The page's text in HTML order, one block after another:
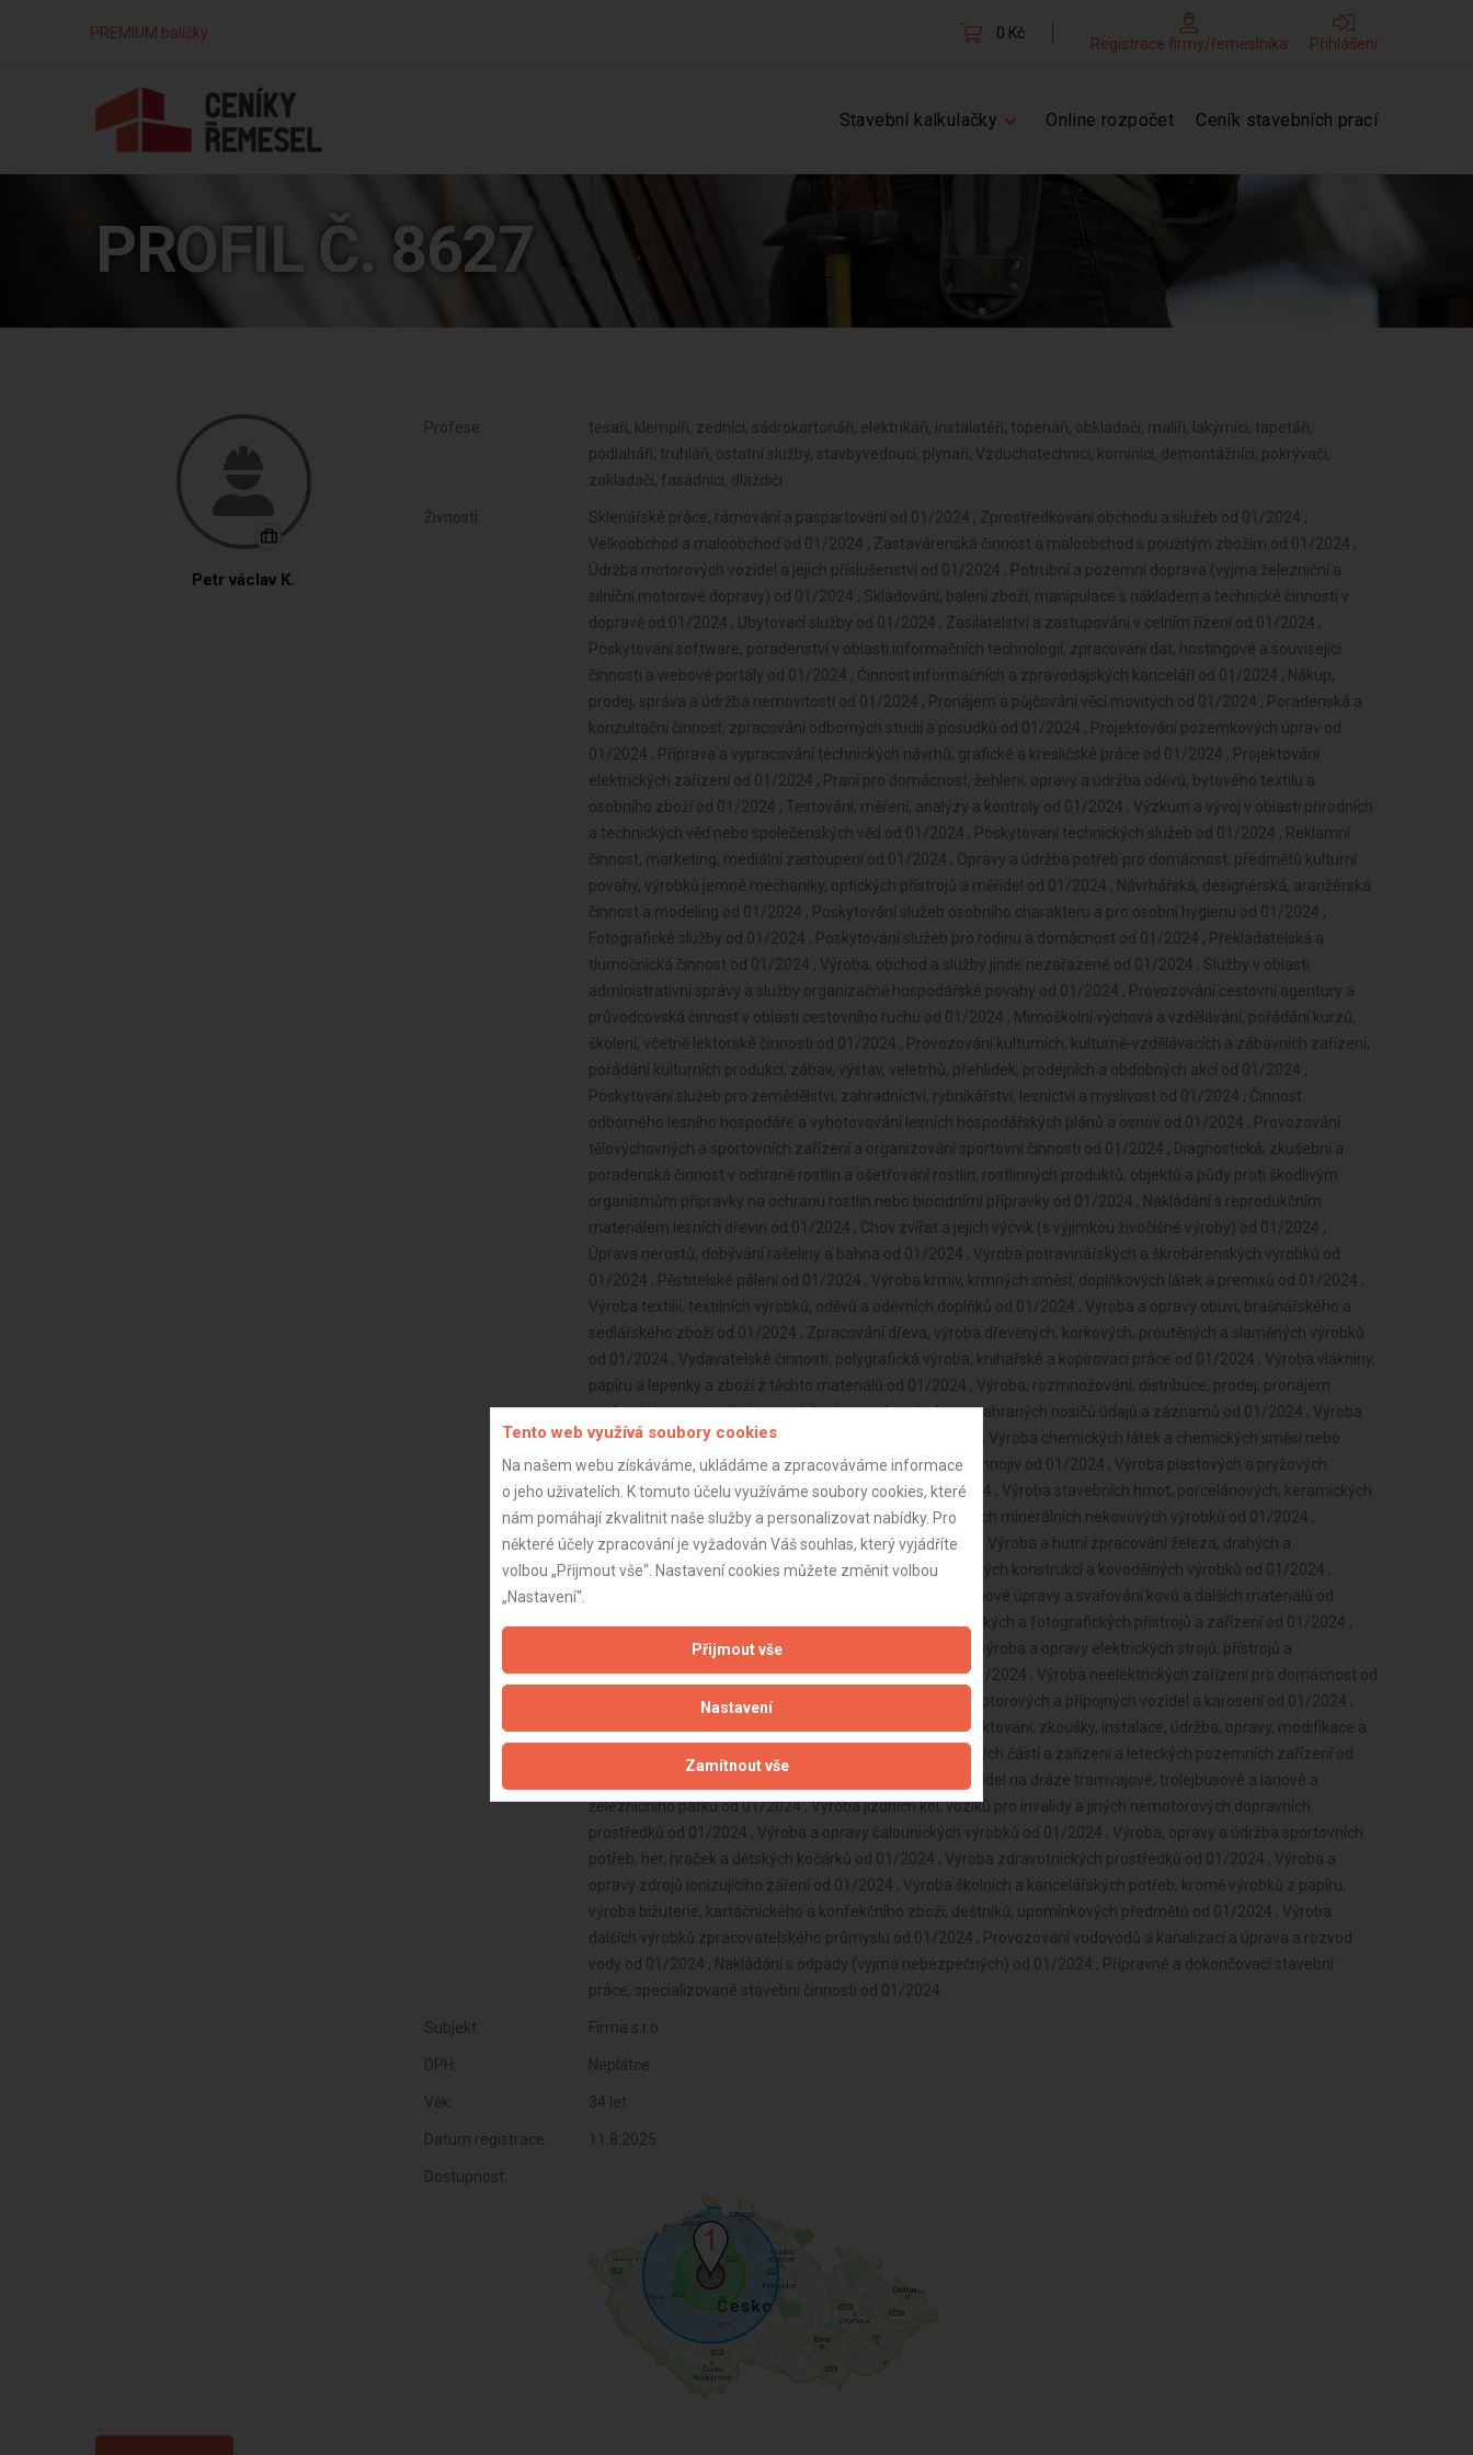
PREMIUM balíčky 0 Kč
Registrace firmy/řemeslníka Přihlášení
Stavební kalkulačky Online rozpočet Ceník stavebních prací
PROFIL Č. 8627
Petr václav K.
Profese:
tesaři, klempíři, zedníci, sádrokartonáři, elektrikáři, instalatéři, topenáři, obkladači, malíři, lakýrníci, tapetáři,
podlaháři, truhláři, ostatní služby, stavbyvedoucí, plynaři, Vzduchotechnici, kominíci, demontážníci, pokrývači,
zakladači, fasádníci, dlaždiči
Živnosti: Sklenářské práce, rámování a paspartování od 01/2024 , Zprostředkování obchodu a služeb od 01/2024 , Velkoobchod a maloobchod od 01/2024 , Zastavárenská činnost a maloobchod s použitým zbožím od 01/2024 , Údržba motorových vozidel a jejich příslušenství od 01/2024 , Potrubní a pozemní doprava (vyjma železniční a silniční motorové dopravy) od 01/2024 , Skladování, balení zboží, manipulace s nákladem a technické činnosti v dopravě od 01/2024 , Ubytovací služby od 01/2024 , Zasilatelství a zastupování v celním řízení od 01/2024 , Poskytování software, poradenství v oblasti informačních technologií, zpracování dat, hostingové a související činnosti a webové portály od 01/2024 , Činnost informačních a zpravodajských kanceláří od 01/2024 , Nákup, prodej, správa a údržba nemovitostí od 01/2024 , Pronájem a půjčování věcí movitých od 01/2024 , Poradenská a konzultační činnost, zpracování odborných studií a posudků od 01/2024 , Projektování pozemkových úprav od 01/2024 , Příprava a vypracování technických návrhů, grafické a kresličské práce od 01/2024 , Projektování elektrických zařízení od 01/2024 , Praní pro domácnost, žehlení, opravy a údržba oděvů, bytového textilu a osobního zboží od 01/2024 , Testování, měření, analýzy a kontroly od 01/2024 , Výzkum a vývoj v oblasti přírodních a technických věd nebo společenských věd od 01/2024 , Poskytování technických služeb od 01/2024 , Reklamní činnost, marketing, mediální zastoupení od 01/2024 , Opravy a údržba potřeb pro domácnost, předmětů kulturní povahy, výrobků jemné mechaniky, optických přístrojů a měřidel od 01/2024 , Návrhářská, designérská, aranžérská činnost a modeling od 01/2024 , Poskytování služeb osobního charakteru a pro osobní hygienu od 01/2024 , Fotografické služby od 01/2024 , Poskytování služeb pro rodinu a domácnost od 01/2024 , Překladatelská a tlumočnická činnost od 01/2024 , Výroba, obchod a služby jinde nezařazené od 01/2024 , Služby v oblasti administrativní správy a služby organizačně hospodářské povahy od 01/2024 , Provozování cestovní agentury a průvodcovská činnost v oblasti cestovního ruchu od 01/2024 , Mimoškolní výchova a vzdělávání, pořádání kurzů, školení, včetně lektorské činnosti od 01/2024 , Provozování kulturních, kulturně-vzdělávacích a zábavních zařízení, pořádání kulturních produkcí, zábav, výstav, veletrhů, přehlídek, prodejních a obdobných akcí od 01/2024 , Poskytování služeb pro zemědělství, zahradnictví, rybníkářství, lesnictví a myslivost od 01/2024 , Činnost odborného lesního hospodáře a vyhotovování lesních hospodářských plánů a osnov od 01/2024 , Provozování tělovýchovných a sportovních zařízení a organizování sportovní činnosti od 01/2024 , Diagnostická, zkušební a poradenská činnost v ochraně rostlin a ošetřování rostlin, rostlinných produktů, objektů a půdy proti škodlivým organismům přípravky na ochranu rostlin nebo biocidními přípravky od 01/2024 , Nakládání s reprodukčním materiálem lesních dřevin od 01/2024 , Chov zvířat a jejich výcvik (s výjimkou živočišné výroby) od 01/2024 , Úprava nerostů, dobývání rašeliny a bahna od 01/2024 , Výroba potravinářských a škrobárenských výrobků od 01/2024 , Pěstitelské pálení od 01/2024 , Výroba krmiv, krmných směsí, doplňkových látek a premixů od 01/2024 , Výroba textilií, textilních výrobků, oděvů a oděvních doplňků od 01/2024 , Výroba a opravy obuvi, brašnářského a sedlářského zboží od 01/2024 , Zpracování dřeva, výroba dřevěných, korkových, proutěných a slaměných výrobků od 01/2024 , Vydavatelské činnosti, polygrafická výroba, knihařské a kopírovací práce od 01/2024 , Výroba vlákniny, papíru a lepenky a zboží z těchto materiálů od 01/2024 , Výroba, rozmnožování, distribuce, prodej, pronájem zvukových a zvukově-obrazových záznamů a výroba nenahraných nosičů údajů a záznamů od 01/2024 , Výroba koksu, surového dehtu a jiných pevných paliv od 01/2024 , Výroba chemických látek a chemických směsí nebo předmětů a kosmetických přípravků od 01/2024 , Výroba hnojiv
Subjekt: Firma s.r.o.
DPH: Neplátce
Věk: 34 let
Datum registrace: 11.8.2025
Dostupnost:
Tento web využívá soubory cookies
Na našem webu získáváme, ukládáme a zpracováváme informace
o jeho uživatelích. K tomuto účelu využíváme soubory cookies, které
nám pomáhají zkvalitnit naše služby a personalizovat nabídky. Pro
některé účely zpracování je vyžadován Váš souhlas, který vyjádříte
volbou „Přijmout vše“. Nastavení cookies můžete změnit volbou
„Nastavení“.
Přijmout vše
Nastavení
Zamítnout vše